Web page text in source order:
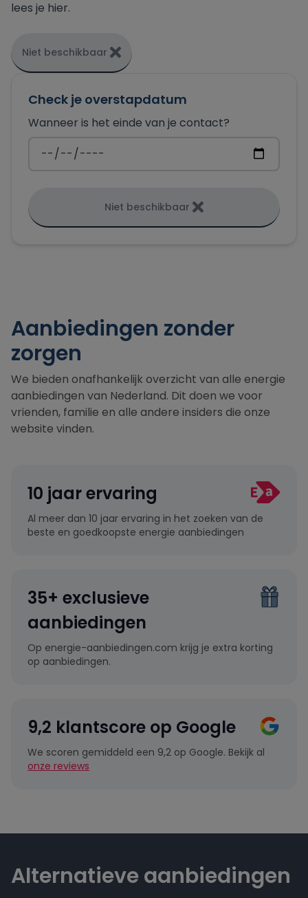
lees je hier.
Niet beschikbaar
Check je overstapdatum
Wanneer is het einde van je contact?
Niet beschikbaar
Aanbiedingen zonder
zorgen
We bieden onafhankelijk overzicht van alle energie
aanbiedingen van Nederland. Dit doen we voor
vrienden, familie en alle andere insiders die onze
website vinden.
10 jaar ervaring
Al meer dan 10 jaar ervaring in het zoeken van de
beste en goedkoopste energie aanbiedingen
35+ exclusieve
aanbiedingen
Op energie-aanbiedingen.com krijg je extra korting
op aanbiedingen.
9,2 klantscore op Google
We scoren gemiddeld een 9,2 op Google. Bekijk al
onze reviews
Alternatieve aanbiedingen